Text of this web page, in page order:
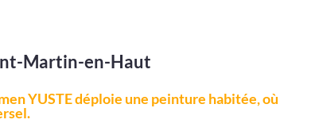
Martin-en-Haut
YUSTE déploie une peinture habitée, où